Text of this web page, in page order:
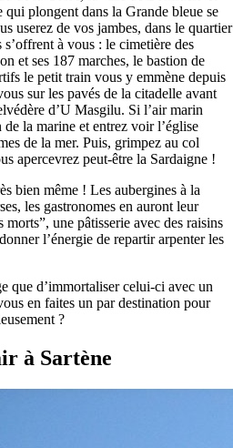
qui plongent dans la Grande bleue se
userez de vos jambes, dans le quartier
à vous : le cimetière des
et ses 187 marches, le bastion de
le petit train vous y emmène depuis
sur les pavés de la citadelle avant
d’U Masgilu. Si l’air marin
la marine et entrez voir l’église
de la mer. Puis, grimpez au col
apercevrez peut-être la Sardaigne !
bien même ! Les aubergines à la
les gastronomes en auront leur
une pâtisserie avec des raisins
l’énergie de repartir arpenter les
que d’immortaliser celui-ci avec un
en faites un par destination pour
?
à Sartène